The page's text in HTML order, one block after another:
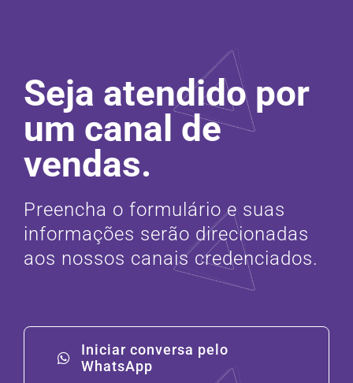
Seja atendido por
um canal de
vendas.
Preencha o formulário e suas
informações serão direcionadas
aos nossos canais credenciados.
Iniciar conversa pelo
WhatsApp